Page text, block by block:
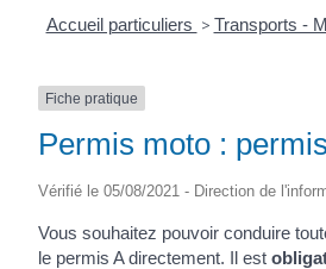
Accueil particuliers > Transports -
Fiche pratique
Permis moto :
Vérifié le 05/08/2021 - Direction de
Vous souhaitez pouvoir conduire
le permis A directement. Il est